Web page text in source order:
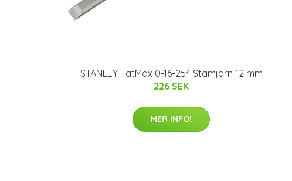
STANLEY FatMax 0-16-254 Stämjärn 12 mm
226 SEK
MER INFO!